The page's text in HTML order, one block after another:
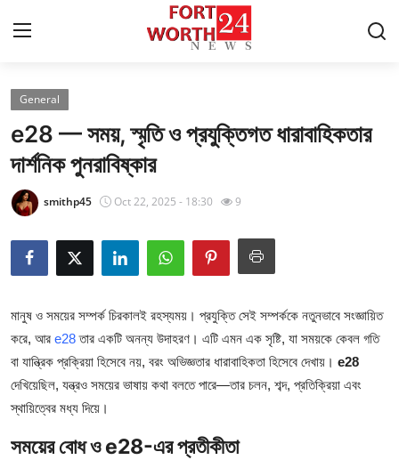
Home
Contact
Press Release
Privacy Policy
News Network
Submit Press Release
Health
General
e28 — সময়, স্মৃতি ও প্রযুক্তিগত ধারাবাহিকতার
দার্শনিক পুনরাবিষ্কার
smithp45 Oct 22, 2025 - 18:30 9
মানুষ ও সময়ের সম্পর্ক চিরকালই রহস্যময়। প্রযুক্তি সেই সম্পর্ককে নতুনভাবে সংজ্ঞায়িত
করে, আর e28তার একটি অনন্য উদাহরণ। এটি এমন এক সৃষ্টি, যা সময়কে কেবল গতি
বা যান্ত্রিক প্রক্রিয়া হিসেবে নয়, বরং অভিজ্ঞতার ধারাবাহিকতা হিসেবে দেখায়। e28
দেখিয়েছিল, যন্ত্রও সময়ের ভাষায় কথা বলতে পারে—তার চলন, শব্দ, প্রতিক্রিয়া এবং
স্থায়িত্বের মধ্য দিয়ে।
সময়ের বোধ ও e28-এর প্রতীকীতা